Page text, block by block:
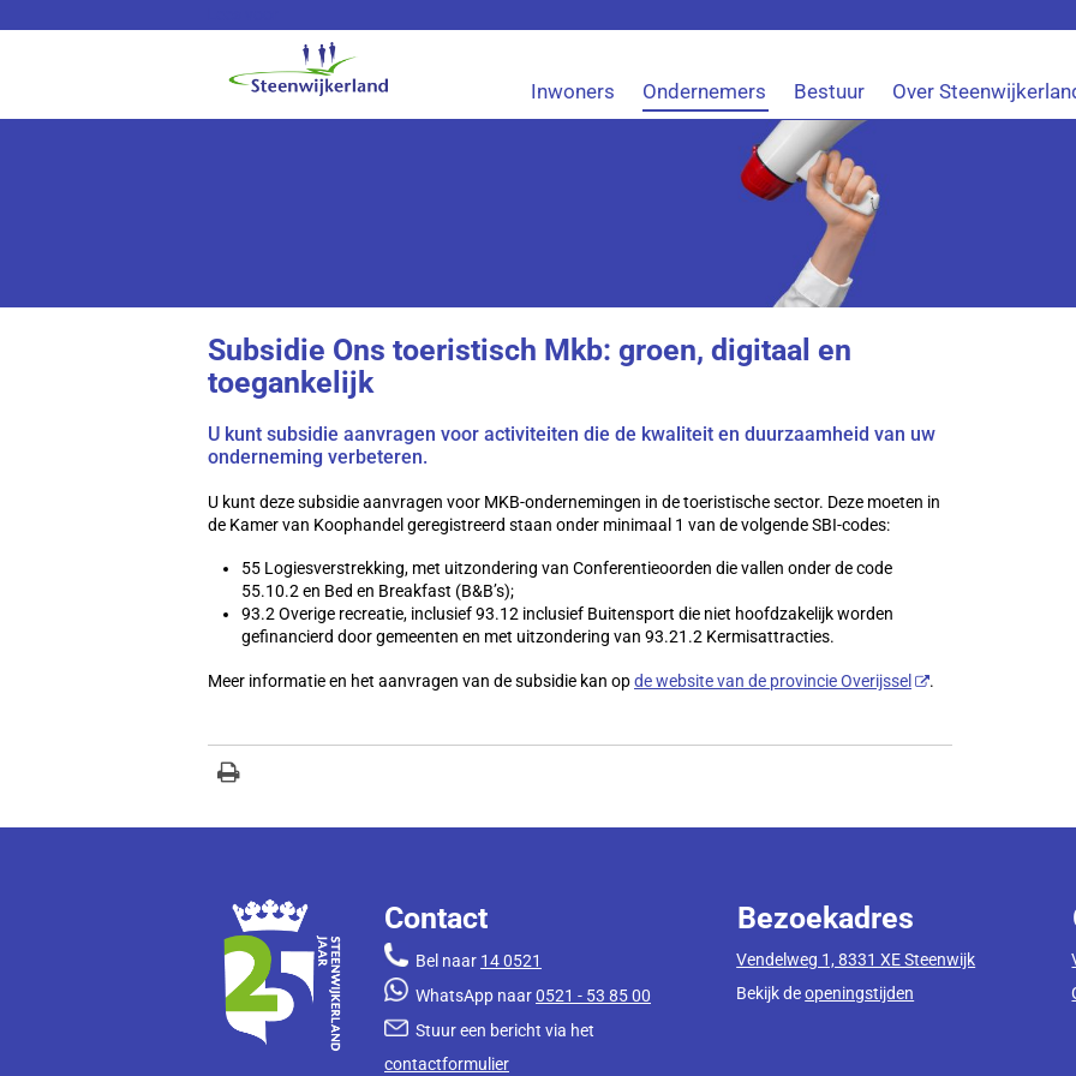
Inwoners Ondernemers Bestuur Over
Subsidie Ons toeristisch Mkb: groen, digitaal en
toegankelijk
U kunt subsidie aanvragen voor activiteiten die de kwaliteit en duurzaamheid van uw
onderneming verbeteren.
U kunt deze subsidie aanvragen voor MKB-ondernemingen in de toeristische sector. Deze moeten in
de Kamer van Koophandel geregistreerd staan onder minimaal 1 van de volgende SBI-codes:
55 Logiesverstrekking, met uitzondering van Conferentieoorden die vallen onder de code
55.10.2 en Bed en Breakfast (B&B’s);
93.2 Overige recreatie, inclusief 93.12 inclusief Buitensport die niet hoofdzakelijk worden
gefinancierd door gemeenten en met uitzondering van 93.21.2 Kermisattracties.
Meer informatie en het aanvragen van de subsidie kan opde website van de provincie Overijssel .
Contact
Bel naar 14 0521
WhatsApp naar0521 - 53 85 00
Stuur een bericht via het
contactformulier
Bezoekadres
Vendelweg 1, 8331 XE Steenwijk
Bekijk deopeningstijden